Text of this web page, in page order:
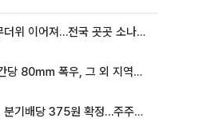
35도 안팎 무더위 이어져…전국 곳곳 소나기 [오늘 날씨]
동해안은 시간당 80㎜ 폭우, 그 외 지역은 폭염…‘극과 극 날씨’
SK하이닉스, 분기배당 375원 확정…주주환원책 9월로 앞당겨 발표